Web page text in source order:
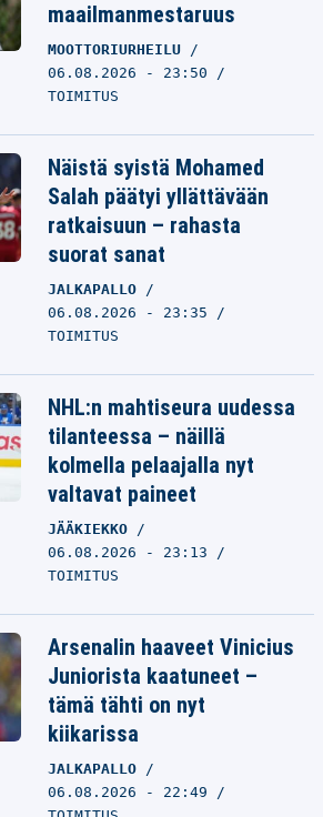
maailmanmestaruus
MOOTTORIURHEILU
06.08.2026 - 23:50
TOIMITUS
Näistä syistä Mohamed
Salah päätyi yllättävään
ratkaisuun – rahasta
suorat sanat
JALKAPALLO
06.08.2026 - 23:35
TOIMITUS
NHL:n mahtiseura uudessa
tilanteessa – näillä
kolmella pelaajalla nyt
valtavat paineet
JÄÄKIEKKO
06.08.2026 - 23:13
TOIMITUS
Arsenalin haaveet Vinicius
Juniorista kaatuneet –
tämä tähti on nyt
kiikarissa
JALKAPALLO
06.08.2026 - 22:49